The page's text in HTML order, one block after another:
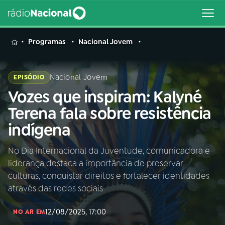
MENU
Buscar
na
Rádio
Nacional
Buscar
AO VIVO
01INÍCIO
02A RÁDIO
Programas Nacional Jovem
EPISÓDIO Nacional Jovem
Vozes que inspiram: Kalyné
Terena fala sobre resistência
indígena
No Dia Internacional da Juventude, comunicadora e
liderança destaca a importância de preservar
culturas, conquistar direitos e fortalecer identidades
através das redes sociais
NO AR EM12/08/2025, 17:00